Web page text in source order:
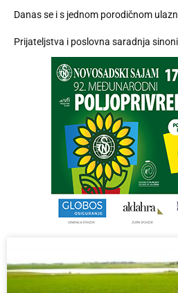
Danas se i s jednom porodičnom
Prijateljstva i poslovna saradnja